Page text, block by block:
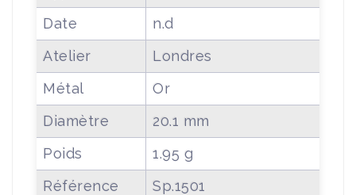
Date
n.d
Atelier
Londres
Métal
Or
Diamètre
20.1 mm
Poids
1.95 g
Référence
Sp.1501